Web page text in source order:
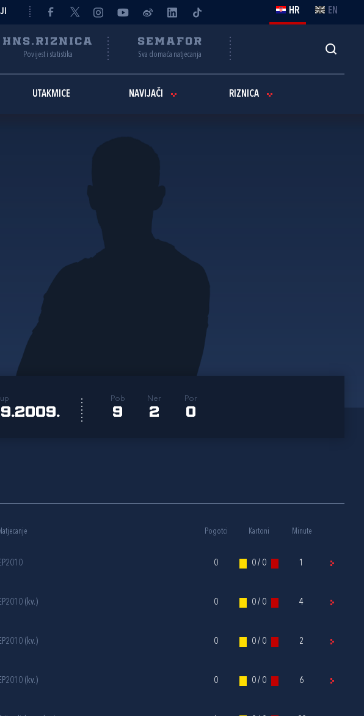
HR EN
HNS.RIZNICA
Povijest i statistika
SEMAFOR
Sva domaća natjecanja
UTAKMICE NAVIJAČI RIZNICA
Pob
9
Ner
2
Por
0
Natjecanje Pogotci Kartoni Minute
EP2010 0 0 / 0 1
EP2010 (kv.) 0 0 / 0 4
EP2010 (kv.) 0 0 / 0 2
EP2010 (kv.) 0 0 / 0 6